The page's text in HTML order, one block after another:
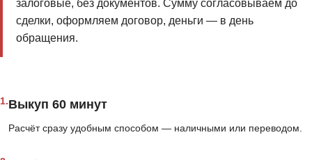
залоговые, без документов. Сумму согласовываем до
сделки, оформляем договор, деньги — в день
обращения.
1.Выкуп 60 минут
Расчёт сразу удобным способом — наличными или переводом.